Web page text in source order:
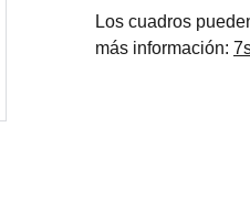
Los cuadros
más información: